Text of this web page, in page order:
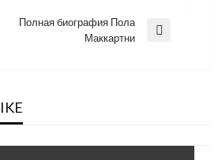
Полная биография Пола
Маккартни